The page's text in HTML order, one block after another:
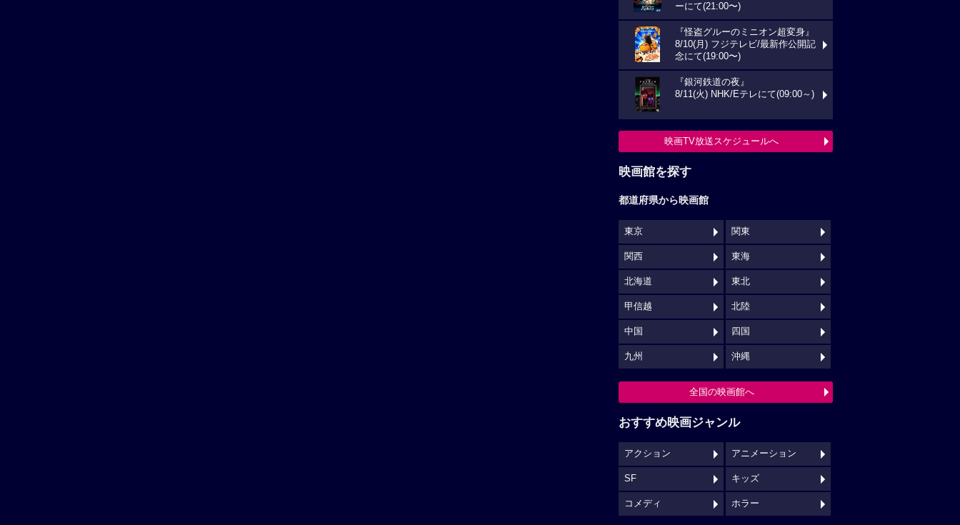
ーにて(21:00〜)
『怪盗グルーのミニオン超変身』
8/10(月) フジテレビ/最新作公開記
念にて(19:00〜)
『銀河鉄道の夜』
8/11(火) NHK/Eテレにて(09:00～)
映画TV放送スケジュールへ
映画館を探す
都道府県から映画館
東京 関東
関西 東海
北海道 東北
甲信越 北陸
中国 四国
九州 沖縄
全国の映画館へ
おすすめ映画ジャンル
アクション アニメーション
SF キッズ
コメディ ホラー